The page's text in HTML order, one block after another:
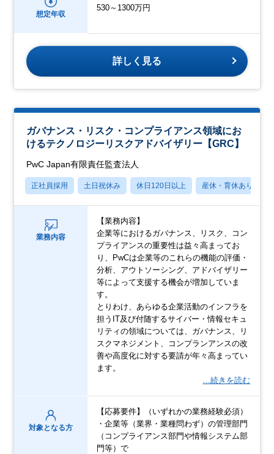
想定年収
530～1300万円
詳しく見る
ガバナンス・リスク・コンプライアンス領域にお
けるテクノロジーリスクアドバイザリー【GRC】
PwC Japan有限責任監査法人
正社員採用 土日祝休み 休日120日以上 産休・育休あり
業務内容
【業務内容】
企業等におけるガバナンス、リスク、コン
プライアンスの重要性は益々高まってお
り、PwCは企業等のこれらの機能の評価・
分析、アウトソーシング、アドバイザリー
等によって支援する機会が増加していま
す。
とりわけ、あらゆる企業活動のインフラを
担うIT及び付随するサイバー・情報セキュ
リティの領域については、ガバナンス、リ
スクマネジメント、コンプランアンスの改
善や高度化に対する要請が年々高まってい
ます。
…続きを読む
対象となる方
【応募要件】（いずれかの業務経験必須）
・企業等（業界・業種問わず）の管理部門
（コンプライアンス部門や情報システム部
門等）で